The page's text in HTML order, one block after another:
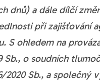
dnů) a dále dílčí
při zajišťování
S ohledem na
Sb., o soudních
2020 Sb., a